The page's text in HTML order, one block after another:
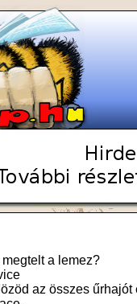
a lemez?
az összes űrhajót